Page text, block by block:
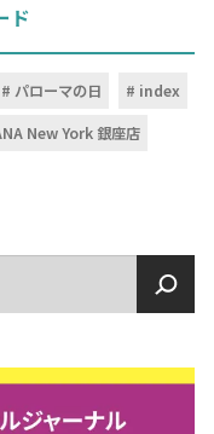
ド
パローマの日
index
New York 銀座店